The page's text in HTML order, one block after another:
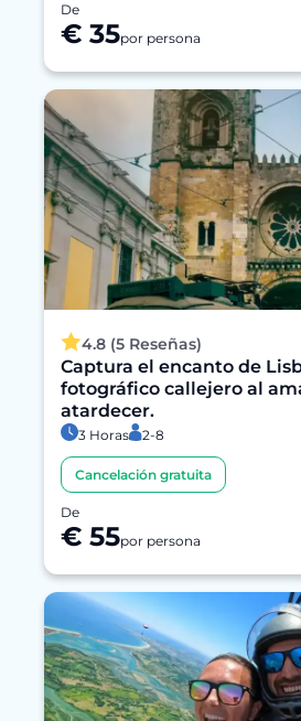
De
€ 35por persona
4.8 (5 Reseñas)
Captura el encanto de
fotográfico callejero al
atardecer.
3 Horas 2-8
Cancelación gratuita
De
€ 55por persona